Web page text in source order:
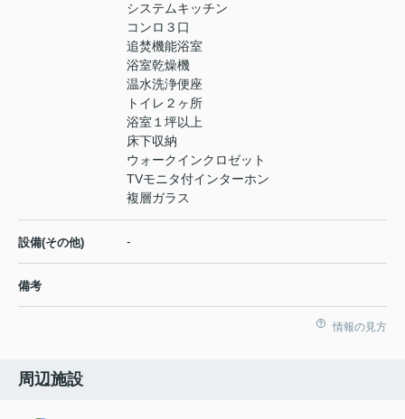
システムキッチン
コンロ３口
追焚機能浴室
浴室乾燥機
温水洗浄便座
トイレ２ヶ所
浴室１坪以上
床下収納
ウォークインクロゼット
TVモニタ付インターホン
複層ガラス
設備(その他) -
備考
情報の見方
周辺施設